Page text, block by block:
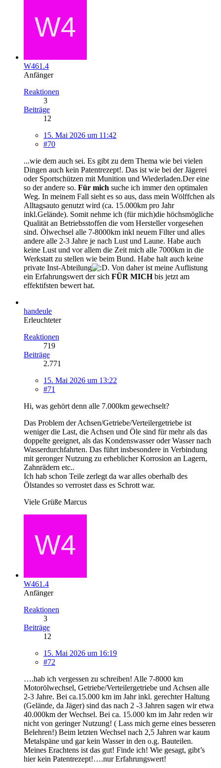
W461.4
Anfänger
Reaktionen
3
Beiträge
12
15. Mai 2026 um 11:42
#70
...wie dem auch sei. Es gibt zu dem Thema wie bei vielen
Dingen auch kein Patentrezept!. Das ist wie bei der Jägerei
oder Sportschützen mit Munition und Wiederladen.Der eine
so der andere so. Für mich suche ich immer den optimalen
Weg. In meinem Fall sieht es so aus, dass mein Wölffchen als
Alltagsauto genutzt wird (ca. 15.000km pro Jahr
inkl.Gelände). Somit nehme ich (für mich)die höchsmögliche
Qualität an Betriebsstoffen die vom Hersteller vorgesehen
sind. Ölwechsel alle 7-8000km inkl neuem Filter und alles
andere alle 2-3 Jahre je nach Lust und Laune. Habe auch
keine Lust und vor allem die Zeit mich alle 7000km in die
Werkstatt zu stellen wie beim Bund. Habe halt auch keine
private Inst-Abteilung
. Von daher ist meine Auflistung
ein Erfahrungswert der sich FÜR MICHbis jetzt am
effektifsten bewert hat.
handeule
Erleuchteter
Reaktionen
719
Beiträge
2.771
15. Mai 2026 um 13:22
#71
Hi, was gehört denn alle 7.000km gewechselt?
Das Problem der Achsen/Getriebe/Verteilergetriebe ist
weniger die Last, die Achsen und Öle sind für mehr als das
doppelte geeignet, als das Kondenswasser oder Wasser nach
Wasserdurchfahrten. Das führt insbesondere in Verbindung
mit geronger Nutzung zu erheblicher Korrosion an Lagern,
Zahnrädern etc..
Ich hab schon Teile zerlegt da war alles oberhalb des
Ölstandes so verrostet dass es Schrott war.
Viele Grüße Marcus
W461.4
Anfänger
Reaktionen
3
Beiträge
12
15. Mai 2026 um 16:19
#72
….hab ich vergessen zu schreiben! Alle 7-8000 km
Motorölwechsel, Getriebe/Verteilergetriebe und Achsen alle
2-3 Jahre. Bei ca.15.000 km im Jahr inkl. gerechter Haltung
(Gelände, da Jäger) sind das nach 2 -3 Jahren sagen wir etwa
40.000km der Wechsel. Bei ca. 15.000 km im Jahr reden wir
nicht von geringer Nutzung! ( Lass mich gerne eines besseren
Belehren!) Beim letzten Wechsel nach 2,5 Jahren war kaum
Metalspäne und gar kein Wasser in den o.g. Bauteilen.
Meines Erachtens ist das gut! Finde ich! Wie gesagt, gibt’s
hier kein Patentrezept!….nur Erfahrungswert!